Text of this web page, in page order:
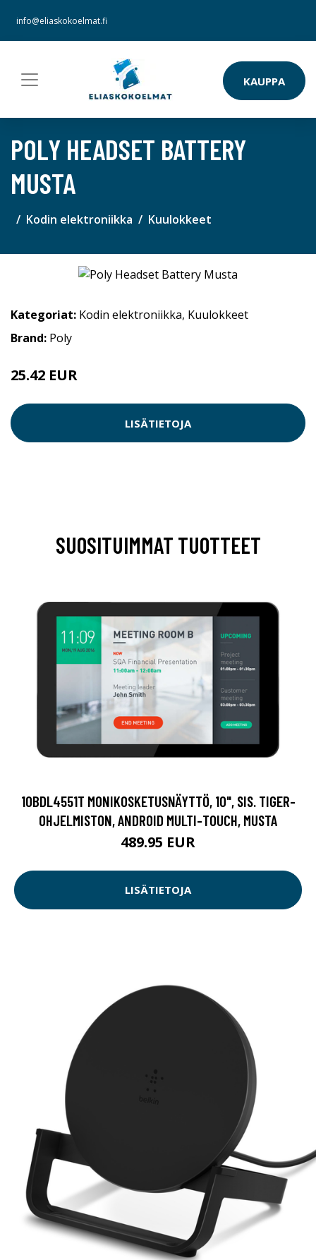
info@eliaskokoelmat.fi
KAUPPA
POLY HEADSET BATTERY
MUSTA
Kodin elektroniikka Kuulokkeet
Kategoriat: Kodin elektroniikka, Kuulokkeet
Brand: Poly
25.42 EUR
LISÄTIETOJA
SUOSITUIMMAT TUOTTEET
10BDL4551T MONIKOSKETUSNÄYTTÖ, 10", SIS. TIGER-
OHJELMISTON, ANDROID MULTI-TOUCH, MUSTA
489.95 EUR
LISÄTIETOJA